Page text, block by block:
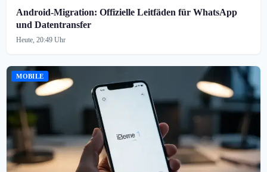
Android-Migration: Offizielle Leitfäden für WhatsApp
und Datentransfer
Heute, 20:49 Uhr
MOBILE